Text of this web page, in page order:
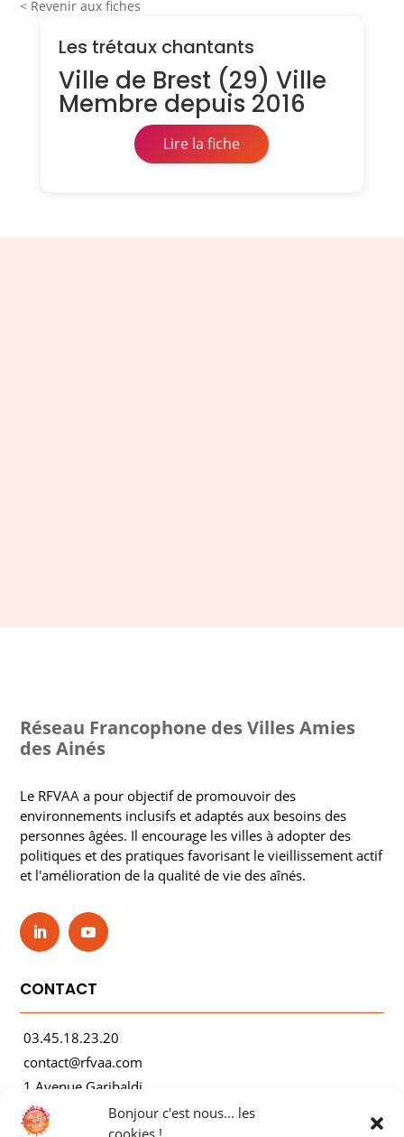
Bonjour c'est nous... les
cookies !
< Revenir aux fiches
Les trétaux chantants
Ville de Brest (29) Ville
Membre depuis 2016
Lire la fiche
Réseau Francophone des Villes Amies
des Ainés
Le RFVAA a pour objectif de promouvoir des
environnements inclusifs et adaptés aux besoins des
personnes âgées. Il encourage les villes à adopter des
politiques et des pratiques favorisant le vieillissement actif
et l'amélioration de la qualité de vie des aînés.
CONTACT
03.45.18.23.20
contact@rfvaa.com
1 Avenue Garibaldi
21000 Dijon